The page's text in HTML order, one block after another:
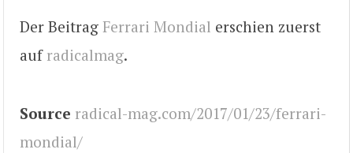
Der Beitrag Ferrari Mondial erschien zuerst
auf radicalmag.
Source radical-mag.com/2017/01/23/ferrari-
mondial/